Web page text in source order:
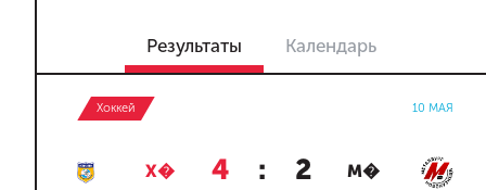
Результаты Календарь
Хоккей 10 МАЯ
Х� 4 : 2 М�